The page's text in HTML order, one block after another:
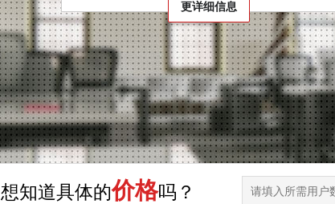
更详细信息
想知道具体的价格吗？